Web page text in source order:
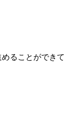
ることができて